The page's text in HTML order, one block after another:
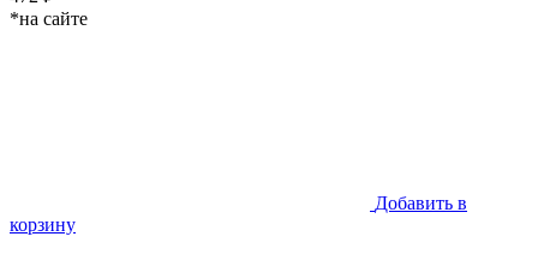
*на сайте
Добавить в
корзину